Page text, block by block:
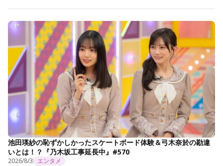
池田瑛紗の恥ずかしかったスケートボード体験＆弓木奈於の勘違
いとは！？『乃木坂工事延長中』#570
2026/8/3 エンタメ